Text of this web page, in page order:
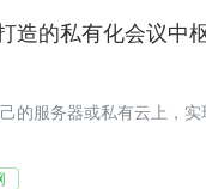
造的私有化会议中
的服务器或私有云上，